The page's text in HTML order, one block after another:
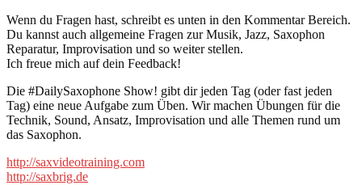
Wenn du Fragen hast, schreibt es unten in den Kommentar Bereich.
Du kannst auch allgemeine Fragen zur Musik, Jazz, Saxophon
Reparatur, Improvisation und so weiter stellen.
Ich freue mich auf dein Feedback!
Die #DailySaxophone Show! gibt dir jeden Tag (oder fast jeden
Tag) eine neue Aufgabe zum Üben. Wir machen Übungen für die
Technik, Sound, Ansatz, Improvisation und alle Themen rund um
das Saxophon.
http://saxvideotraining.com
http://saxbrig.de